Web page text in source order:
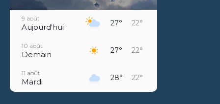
9 août
Aujourd'hui 27° 22°
10 août
Demain 27° 22°
11 août
Mardi 28° 22°